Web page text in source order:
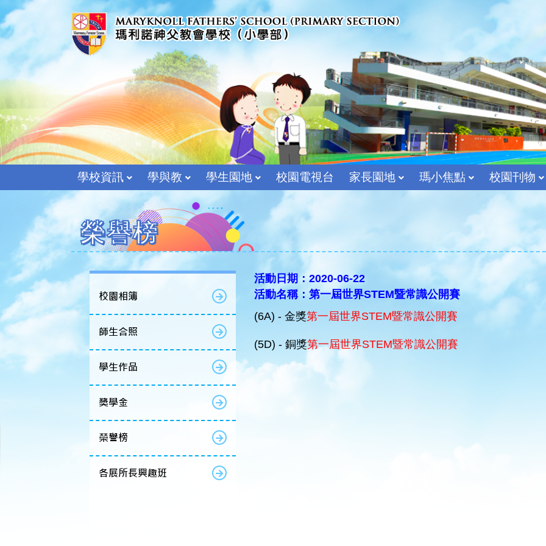
學校資訊 學與教 學生園地 校園電視台 家長園地 瑪小焦點 校園刊物
榮譽榜
校園相簿
師生合照
學生作品
獎學金
榮譽榜
各展所長興趣班
活動日期：2020-06-22
活動名稱：第一屆世界STEM暨常識公開賽
(6A) - 金獎第一屆世界STEM暨常識公開賽
(5D) - 銅獎第一屆世界STEM暨常識公開賽